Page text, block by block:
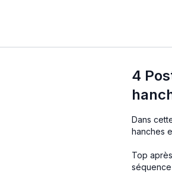
4
Dans
hanches
Top après une